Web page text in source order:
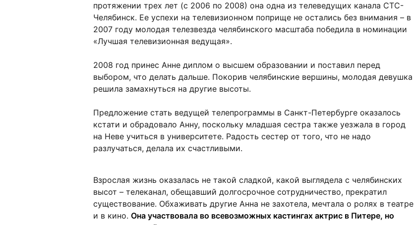
протяжении трех лет (с 2006 по 2008) она одна из телеведущих канала СТС-
Челябинск. Ее успехи на телевизионном поприще не остались без внимания – в
2007 году молодая телезвезда челябинского масштаба победила в номинации
«Лучшая телевизионная ведущая».
2008 год принес Анне диплом о высшем образовании и поставил перед
выбором, что делать дальше. Покорив челябинские вершины, молодая девушка
решила замахнуться на другие высоты.
Предложение стать ведущей телепрограммы в Санкт-Петербурге оказалось
кстати и обрадовало Анну, поскольку младшая сестра также уезжала в город
на Неве учиться в университете. Радость сестер от того, что не надо
разлучаться, делала их счастливыми.
Взрослая жизнь оказалась не такой сладкой, какой выглядела с челябинских
высот – телеканал, обещавший долгосрочное сотрудничество, прекратил
существование. Обхаживать другие Анна не захотела, мечтала о ролях в театре
и в кино. Она участвовала во всевозможных кастингах актрис в Питере, но